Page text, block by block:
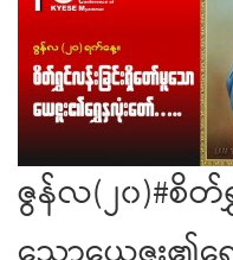
ဇွန်လ(၂၀)#စိတ်